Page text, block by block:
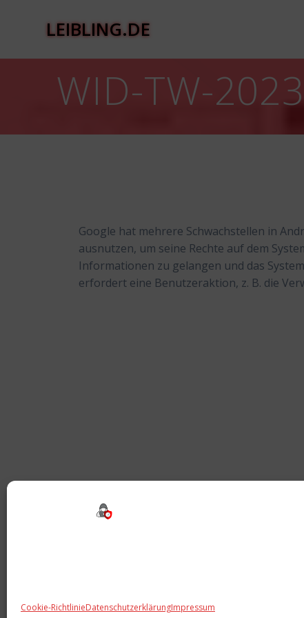
Cookie-RichtlinieDatenschutzerklärungImpressum
LEIBLING.DE
WID-TW-
Google hat mehrere Schwachstellen in
ausnutzen, um seine Rechte auf dem
Informationen zu gelangen und das
erfordert eine Benutzeraktion, z. B. die